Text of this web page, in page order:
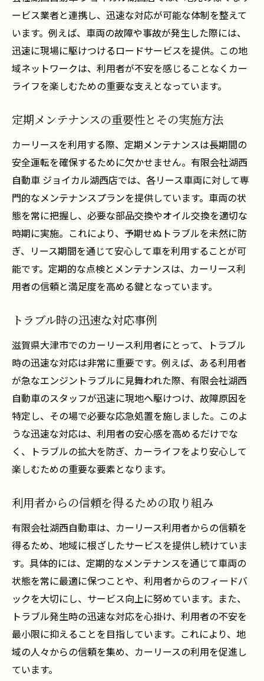
ービス業者と連携し、迅速な対応が可能な体制を整えて
います。例えば、車両の故障や事故が発生した際には、
迅速に現場に駆けつけるロードサービスを提供。この地
域ネットワークは、利用者が不安を感じることなくカー
ライフを楽しむための重要な支えとなっています。
定期メンテナンスの重要性とその実施方法
カーリースを利用する際、定期メンテナンスは長期間の
安全運転を確保するために欠かせません。有限会社湖西
自動車 ジョイカル湖西店では、各リース車両に対して専
門的なメンテナンスプランを提供しています。車両の状
態を常に把握し、必要な部品交換やオイル交換を適切な
時期に実施。これにより、予期せぬトラブルを未然に防
ぎ、リース期間を通じて安心して車を利用することが可
能です。定期的な点検とメンテナンスは、カーリース利
用者の信頼と満足度を高める鍵となっています。
トラブル時の迅速な対応事例
滋賀県大津市でのカーリース利用者にとって、トラブル
時の迅速な対応は非常に重要です。例えば、ある利用者
が急なエンジントラブルに見舞われた際、有限会社湖西
自動車のスタッフが迅速に現地へ駆けつけ、故障原因を
特定し、その場で必要な応急処置を施しました。このよ
うな迅速な対応は、利用者の安心感を高めるだけでな
く、トラブルの拡大を防ぎ、カーライフをより安心して
楽しむための重要な要素となります。
利用者からの信頼を得るための取り組み
有限会社湖西自動車は、カーリース利用者からの信頼を
得るため、地域に根ざしたサービスを提供し続けていま
す。具体的には、定期的なメンテナンスを通じて車両の
状態を常に最適に保つことや、利用者からのフィードバ
ックを大切にし、サービス向上に努めています。また、
トラブル発生時の迅速な対応を心掛け、利用者の不安を
最小限に抑えることを目指しています。これにより、地
域の人々からの信頼を集め、カーリースの利用を促進し
ています。